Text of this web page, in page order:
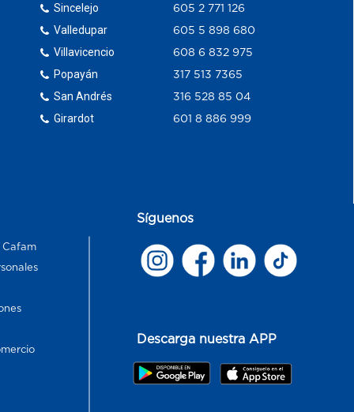
Sincelejo
Valledupar
Villavicencio
Popayán
San Andrés
Girardot
605 2 771 126
605 5 898 680
608 6 832 975
317 513 7365
316 528 85 04
601 8 886 999
Cafam
Síguenos
Descarga nuestra APP